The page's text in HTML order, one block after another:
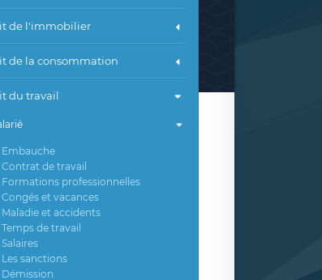
de l'immobilier
de la consommation
du travail
Embauche
Contrat de travail
Formations professionnelles
Congés et vacances
Maladie et accidents
Temps de travail
Salaires
Les sanctions
Démission